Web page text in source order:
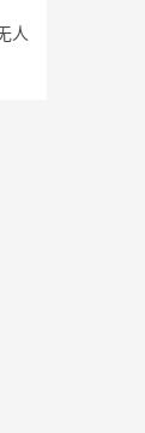
人